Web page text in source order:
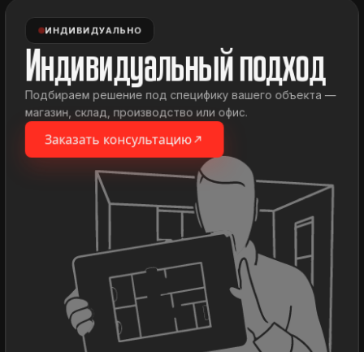
ИНДИВИДУАЛЬНО
Индивидуальный подход
Подбираем решение под специфику вашего объекта —
магазин, склад, производство или офис.
Заказать консультацию